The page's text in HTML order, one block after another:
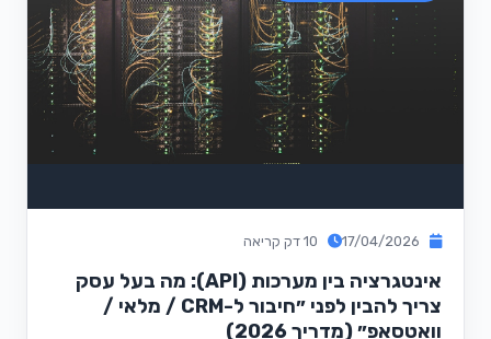
אינטגרציה בין מערכות (API): מה בעל עסק
צריך להבין לפני ״חיבור ל-CRM / מלאי /
וואטסאפ״ (מדריך 2026)